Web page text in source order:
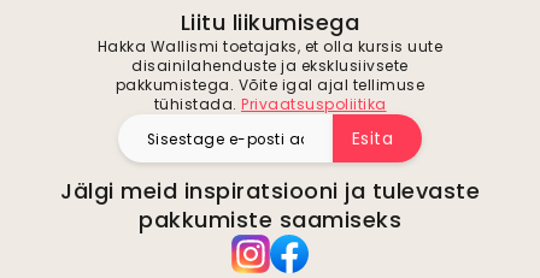
Liitu liikumisega
Hakka Wallismi toetajaks, et olla kursis uute
disainilahenduste ja eksklusiivsete
pakkumistega. Võite igal ajal tellimuse
tühistada. Privaatsuspoliitika
Esita
Jälgi meid inspiratsiooni ja tulevaste
pakkumiste saamiseks